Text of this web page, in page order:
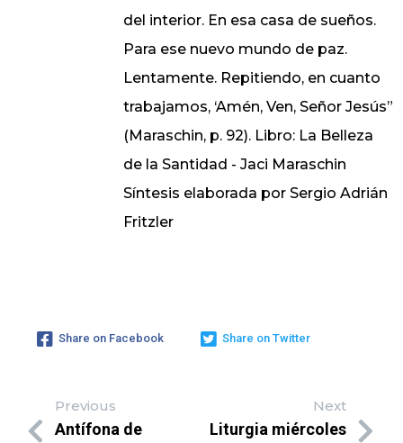
Share on Facebook Share on Twitter
Previous
Antífona de
Next
Liturgia miércoles